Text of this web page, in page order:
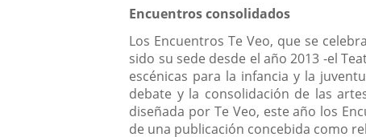
Encuentros consolidados
Los Encuentros Te Veo, que se
sido su sede desde el año 2013 -el
escénicas para la infancia y la
debate y la consolidación de las
diseñada por Te Veo, este año los
de una publicación concebida como